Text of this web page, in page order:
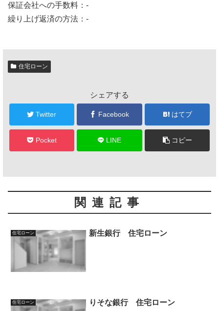
保証会社への手数料：-
繰り上げ返済の方法：-
住宅ローン
シェアする
Twitter Facebook はてブ
Pocket LINE コピー
関連記事
住宅ローン 新生銀行 住宅ローン
住宅ローン りそな銀行 住宅ローン